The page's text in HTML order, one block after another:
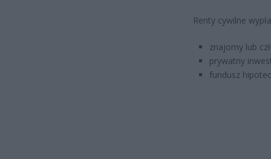
Renty cywilne
znajomy lub
prywatny
fundusz